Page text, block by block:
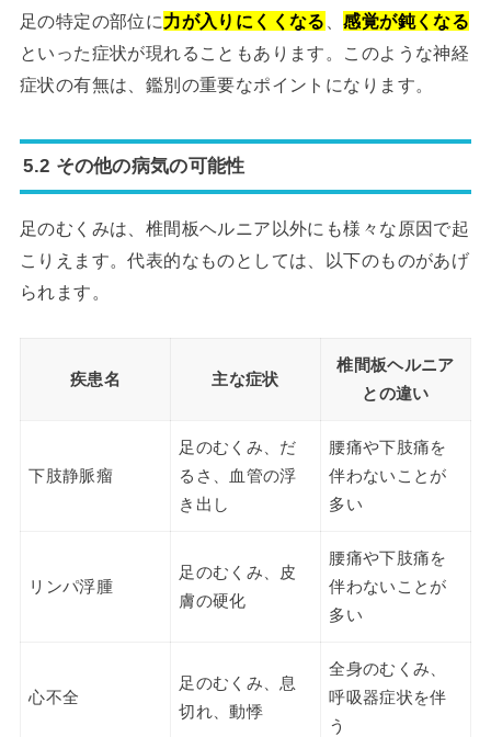
足の特定の部位に力が入りにくくなる 、感覚が鈍くなる
といった症状が現れることもあります。このような神経
症状の有無は、鑑別の重要なポイントになります。
5.2 その他の病気の可能性
足のむくみは、椎間板ヘルニア以外にも様々な原因で起
こりえます。代表的なものとしては、以下のものがあげ
られます。
疾患名 主な症状
椎間板ヘルニア
との違い
下肢静脈瘤
足のむくみ、だ
るさ、血管の浮
き出し
腰痛や下肢痛を
伴わないことが
多い
リンパ浮腫
足のむくみ、皮
膚の硬化
腰痛や下肢痛を
伴わないことが
多い
心不全
足のむくみ、息
切れ、動悸
全身のむくみ、
呼吸器症状を伴
う